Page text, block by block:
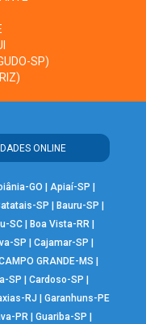
SP)
ONLINE
GO Apiaí-SP
SP Bauru-SP
SC Boa Vista-RR
SP Cajamar-SP
GRANDE-MS
SP Cardoso-SP
RJ
Garanhuns-PE
PR| Guariba-SP